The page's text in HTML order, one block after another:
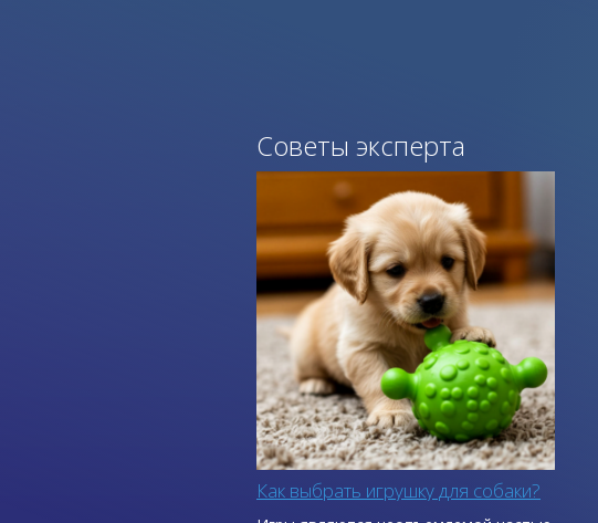
Советы эксперта
Как выбрать игрушку для собаки?